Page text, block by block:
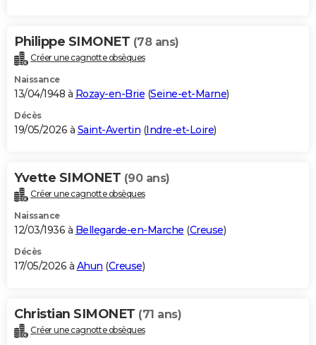
Philippe SIMONET (78 ans)
Créer une cagnotte obsèques
Naissance
13/04/1948 à Rozay-en-Brie (Seine-et-Marne)
Décès
19/05/2026 à Saint-Avertin (Indre-et-Loire)
Yvette SIMONET (90 ans)
Créer une cagnotte obsèques
Naissance
12/03/1936 à Bellegarde-en-Marche (Creuse)
Décès
17/05/2026 à Ahun (Creuse)
Christian SIMONET (71 ans)
Créer une cagnotte obsèques